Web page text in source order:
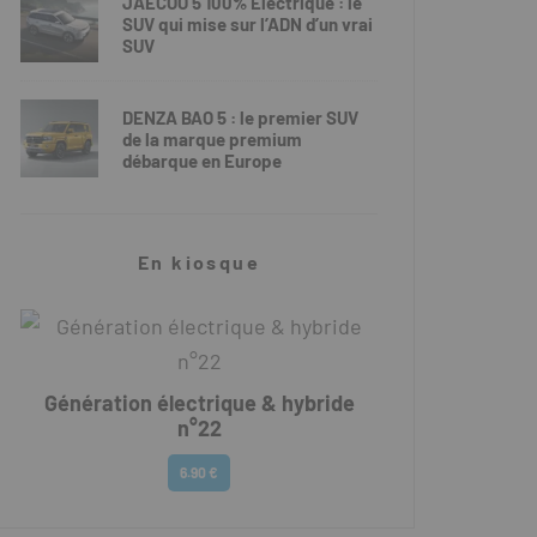
SUV qui mise sur l’ADN d’un vrai
SUV
DENZA BAO 5 : le premier SUV
de la marque premium
débarque en Europe
En kiosque
Génération électrique & hybride
n°22
6.90 €